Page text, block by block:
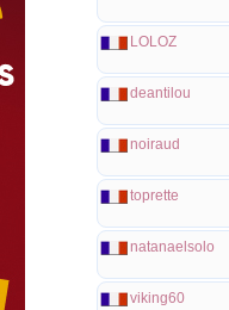
LOLOZ
deantilou
noiraud
toprette
natanaelsolo
viking60